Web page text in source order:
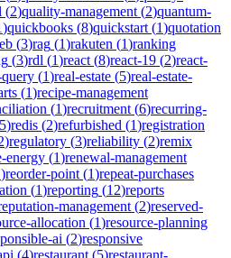
(2)quality-management (2)quantum-
)quickbooks (8)quickstart (1)quotation
(3)rag (1)rakuten (1)ranking
(3)rdl (1)react (8)react-19 (2)react-
(1)real-estate (5)real-estate-
(1)recipe-management
(1)recruitment (6)recurring-
5)redis (2)refurbished (1)registration
)regulatory (3)reliability (2)remix
energy (1)renewal-management
)reorder-point (1)repeat-purchases
(1)reporting (12)reports
management (2)reserved-
allocation (1)resource-planning
ai (2)responsive
(4)restaurant (5)restaurant-